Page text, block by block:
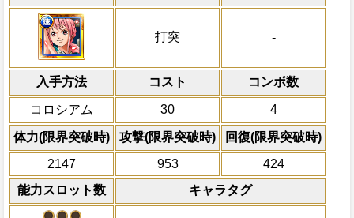
打突 -
入手方法 コスト コンボ数
コロシアム 30 4
体力(限界突破時) 攻撃(限界突破時)
回復(限界突破時)
2147
953
424
能力スロット数
キャラタグ
通常時
敵1体に味方の体力が少ないほど大きい
上限突破
船長効果
冒険開始時の必殺タ
にし、他の属性キャ
必殺技
ターン数：8
敵1体のHPを25%減
体力の上限を無視し
×30倍の全プレイヤー
(最大体力の2倍上限
えている時、体力満
になる)、全プレイヤ
果無効を2ターン回復
力属性から受けるダメージを5%減らす
[肉]を取得した際、追加で+300回復
力属性の被ダメ5%減
スロット封じを5ターン解除する
受けるダメージを25％減らす
Lv上限突破